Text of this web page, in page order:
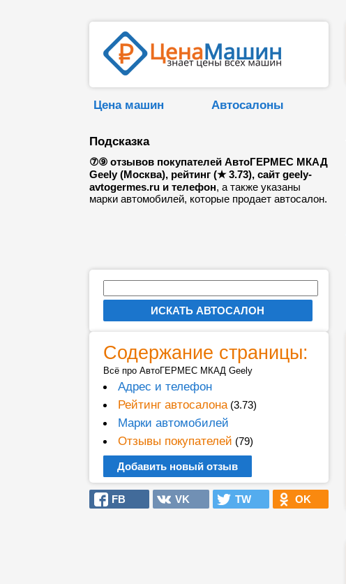
Цена машин Автосалоны
Подсказка
⑦⑨ отзывов покупателей АвтоГЕРМЕС МКАД
Geely (Москва), рейтинг (★ 3.73), сайт geely-
avtogermes.ru и телефон, а также указаны
марки автомобилей, которые продает автосалон.
Содержание страницы:
Всё про АвтоГЕРМЕС МКАД Geely
Адрес и телефон
Рейтинг автосалона(3.73)
Марки автомобилей
Отзывы покупателей (79)
Добавить новый отзыв
FB VK TW OK